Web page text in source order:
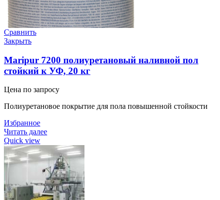
Сравнить
Закрыть
Maripur 7200 полиуретановый наливной пол
стойкий к УФ, 20 кг
Цена по запросу
Полиуретановое покрытие для пола повышенной стойкости
Избранное
Читать далее
Quick view